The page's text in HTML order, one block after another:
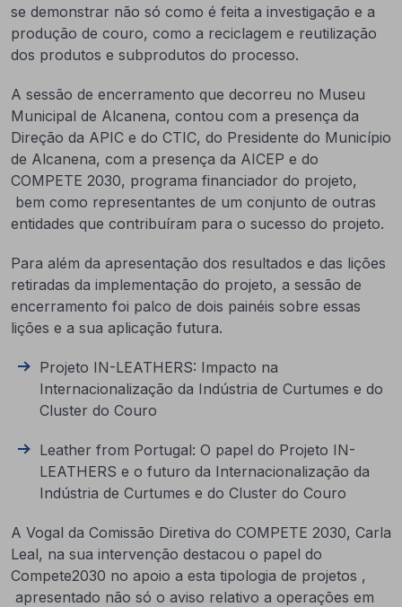
se demonstrar não só como é feita a investigação e a
produção de couro, como a reciclagem e reutilização
dos produtos e subprodutos do processo.
A sessão de encerramento que decorreu no Museu
Municipal de Alcanena, contou com a presença da
Direção da APIC e do CTIC, do Presidente do Município
de Alcanena, com a presença da AICEP e do
COMPETE 2030, programa financiador do projeto,
bem como representantes de um conjunto de outras
entidades que contribuíram para o sucesso do projeto.
Para além da apresentação dos resultados e das lições
retiradas da implementação do projeto, a sessão de
encerramento foi palco de dois painéis sobre essas
lições e a sua aplicação futura.
Projeto IN-LEATHERS: Impacto na
Internacionalização da Indústria de Curtumes e do
Cluster do Couro
Leather from Portugal: O papel do Projeto IN-
LEATHERS e o futuro da Internacionalização da
Indústria de Curtumes e do Cluster do Couro
A Vogal da Comissão Diretiva do COMPETE 2030, Carla
Leal, na sua intervenção destacou o papel do
Compete2030 no apoio a esta tipologia de projetos ,
apresentado não só o aviso relativo a operações em